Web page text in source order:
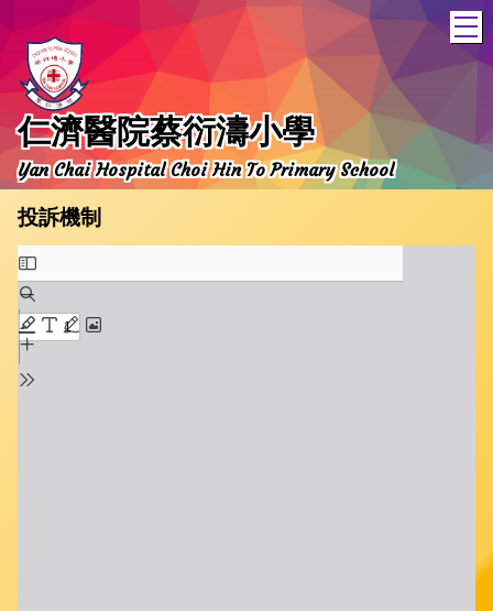
仁濟醫院蔡衍濤小學
Yan Chai Hospital Choi Hin To Primary School
投訴機制